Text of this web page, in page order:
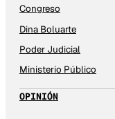
Congreso
Dina Boluarte
Poder Judicial
Ministerio Público
OPINIÓN